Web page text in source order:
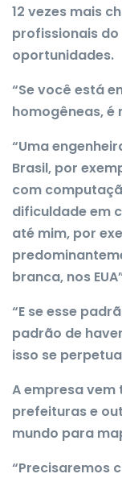
12 vezes mais
profissionais do
oportunidades.
“Se você está
homogêneas,
“Uma
Brasil, por
com
dificuldade em
até mim, por
branca, nos
“E se esse
padrão de
isso se
A empresa
prefeituras e
mundo para
“Precisaremos